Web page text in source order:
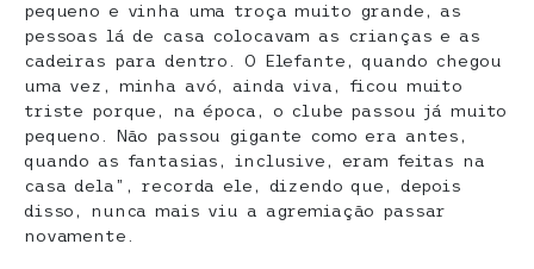
pequeno e vinha uma troça muito grande, as
pessoas lá de casa colocavam as crianças e as
cadeiras para dentro. O Elefante, quando chegou
uma vez, minha avó, ainda viva, ficou muito
triste porque, na época, o clube passou já muito
pequeno. Não passou gigante como era antes,
quando as fantasias, inclusive, eram feitas na
casa dela”, recorda ele, dizendo que, depois
disso, nunca mais viu a agremiação passar
novamente.